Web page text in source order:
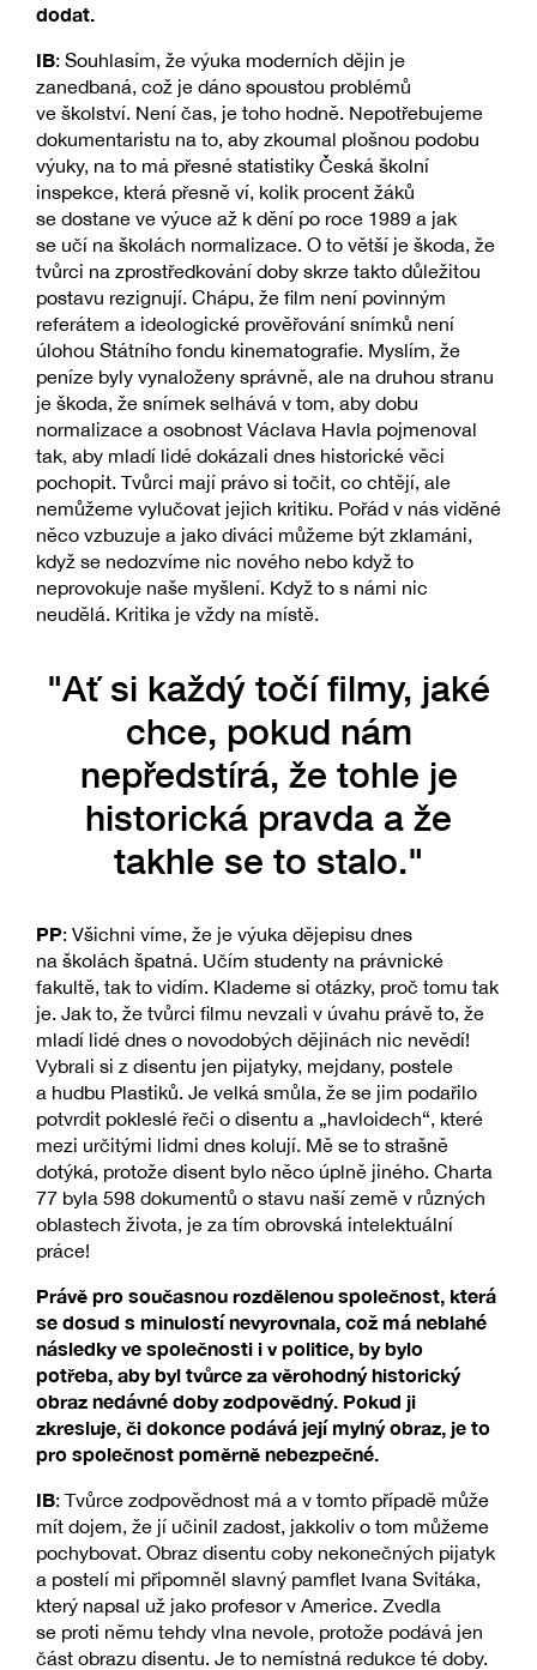
dodat.
IB: Souhlasím, že výuka moderních dějin je
zanedbaná, což je dáno spoustou problémů
ve školství. Není čas, je toho hodně. Nepotřebujeme
dokumentaristu na to, aby zkoumal plošnou podobu
výuky, na to má přesné statistiky Česká školní
inspekce, která přesně ví, kolik procent žáků
se dostane ve výuce až k dění po roce 1989 a jak
se učí na školách normalizace. O to větší je škoda, že
tvůrci na zprostředkování doby skrze takto důležitou
postavu rezignují. Chápu, že film není povinným
referátem a ideologické prověřování snímků není
úlohou Státního fondu kinematografie. Myslím, že
peníze byly vynaloženy správně, ale na druhou stranu
je škoda, že snímek selhává v tom, aby dobu
normalizace a osobnost Václava Havla pojmenoval
tak, aby mladí lidé dokázali dnes historické věci
pochopit. Tvůrci mají právo si točit, co chtějí, ale
nemůžeme vylučovat jejich kritiku. Pořád v nás viděné
něco vzbuzuje a jako diváci můžeme být zklamáni,
když se nedozvíme nic nového nebo když to
neprovokuje naše myšlení. Když to s námi nic
neudělá. Kritika je vždy na místě.
"Ať si každý točí filmy, jaké
chce, pokud nám
nepředstírá, že tohle je
historická pravda a že
takhle se to stalo."
PP: Všichni víme, že je výuka dějepisu dnes
na školách špatná. Učím studenty na právnické
fakultě, tak to vidím. Klademe si otázky, proč tomu tak
je. Jak to, že tvůrci filmu nevzali v úvahu právě to, že
mladí lidé dnes o novodobých dějinách nic nevědí!
Vybrali si z disentu jen pijatyky, mejdany, postele
a hudbu Plastiků. Je velká smůla, že se jim podařilo
potvrdit pokleslé řeči o disentu a „havloidech“, které
mezi určitými lidmi dnes kolují. Mě se to strašně
dotýká, protože disent bylo něco úplně jiného. Charta
77 byla 598 dokumentů o stavu naší země v různých
oblastech života, je za tím obrovská intelektuální
práce!
Právě pro současnou rozdělenou společnost, která
se dosud s minulostí nevyrovnala, což má neblahé
následky ve společnosti i v politice, by bylo
potřeba, aby byl tvůrce za věrohodný historický
obraz nedávné doby zodpovědný. Pokud ji
zkresluje, či dokonce podává její mylný obraz, je to
pro společnost poměrně nebezpečné.
IB: Tvůrce zodpovědnost má a v tomto případě může
mít dojem, že jí učinil zadost, jakkoliv o tom můžeme
pochybovat. Obraz disentu coby nekonečných pijatyk
a postelí mi připomněl slavný pamflet Ivana Svitáka,
který napsal už jako profesor v Americe. Zvedla
se proti němu tehdy vlna nevole, protože podává jen
část obrazu disentu. Je to nemístná redukce té doby.